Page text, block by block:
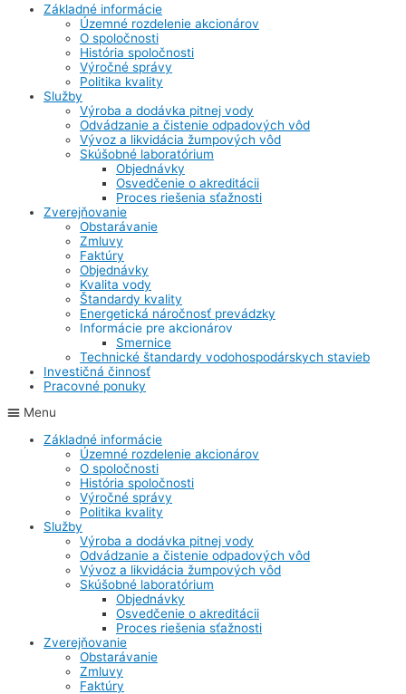
Základné informácie
Územné rozdelenie akcionárov
O spoločnosti
História spoločnosti
Výročné správy
Politika kvality
Služby
Výroba a dodávka pitnej vody
Odvádzanie a čistenie odpadových vôd
Vývoz a likvidácia žumpových vôd
Skúšobné laboratórium
Objednávky
Osvedčenie o akreditácii
Proces riešenia sťažnosti
Zverejňovanie
Obstarávanie
Zmluvy
Faktúry
Objednávky
Kvalita vody
Štandardy kvality
Energetická náročnosť prevádzky
Informácie pre akcionárov
Smernice
Technické štandardy vodohospodárskych stavieb
Investičná činnosť
Pracovné ponuky
Menu
Základné informácie
Územné rozdelenie akcionárov
O spoločnosti
História spoločnosti
Výročné správy
Politika kvality
Služby
Výroba a dodávka pitnej vody
Odvádzanie a čistenie odpadových vôd
Vývoz a likvidácia žumpových vôd
Skúšobné laboratórium
Objednávky
Osvedčenie o akreditácii
Proces riešenia sťažnosti
Zverejňovanie
Obstarávanie
Zmluvy
Faktúry